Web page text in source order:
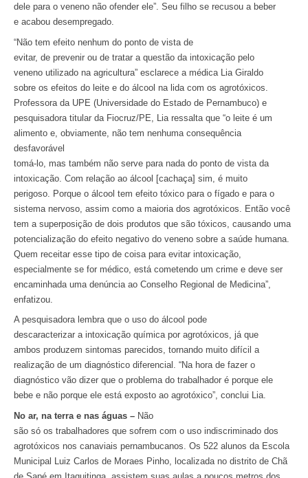
dele para o veneno não ofender ele”. Seu filho se recusou a beber
e acabou desempregado.
“Não tem efeito nenhum do ponto de vista de
evitar, de prevenir ou de tratar a questão da intoxicação pelo
veneno utilizado na agricultura” esclarece a médica Lia Giraldo
sobre os efeitos do leite e do álcool na lida com os agrotóxicos.
Professora da UPE (Universidade do Estado de Pernambuco) e
pesquisadora titular da Fiocruz/PE, Lia ressalta que “o leite é um
alimento e, obviamente, não tem nenhuma consequência
desfavorável
tomá-lo, mas também não serve para nada do ponto de vista da
intoxicação. Com relação ao álcool [cachaça] sim, é muito
perigoso. Porque o álcool tem efeito tóxico para o fígado e para o
sistema nervoso, assim como a maioria dos agrotóxicos. Então você
tem a superposição de dois produtos que são tóxicos, causando uma
potencialização do efeito negativo do veneno sobre a saúde humana.
Quem receitar esse tipo de coisa para evitar intoxicação,
especialmente se for médico, está cometendo um crime e deve ser
encaminhada uma denúncia ao Conselho Regional de Medicina”,
enfatizou.
A pesquisadora lembra que o uso do álcool pode
descaracterizar a intoxicação química por agrotóxicos, já que
ambos produzem sintomas parecidos, tornando muito difícil a
realização de um diagnóstico diferencial. “Na hora de fazer o
diagnóstico vão dizer que o problema do trabalhador é porque ele
bebe e não porque ele está exposto ao agrotóxico”, conclui Lia.
No ar, na terra e nas águas – Não
são só os trabalhadores que sofrem com o uso indiscriminado dos
agrotóxicos nos canaviais pernambucanos. Os 522 alunos da Escola
Municipal Luiz Carlos de Moraes Pinho, localizada no distrito de Chã